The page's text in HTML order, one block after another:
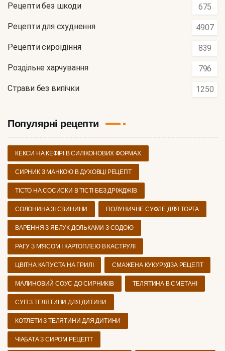
Рецепти без шкоди 675
Рецепти для схуднення 4907
Рецепти сироїдіння 839
Роздільне харчування 796
Страви без випічки 1250
Популярні рецепти
КЕКСИ НА КЕФІРІ В СИЛІКОНОВИХ ФОРМАХ
СИРНИК З МАНКОЮ В ДУХОВЦІ РЕЦЕПТ
ТІСТО НА СОСИСКИ В ТІСТІ БЕЗ ДРІЖДЖІВ
СОЛОНИНА ЗІ СВИНИНИ ПОЛУНИЧНЕ СУФЛЕ ДЛЯ ТОРТА
ВАРЕННЯ З ЯБЛУК ДОЛЬКАМИ З СОДОЮ
РАГУ З М'ЯСОМ І КАРТОПЛЕЮ В КАСТРУЛІ
ЦВІТНА КАПУСТА НА ГРИЛІ СМАЖЕНА КУКУРУДЗА РЕЦЕПТ
МАЛИНОВИЙ СОУС ДО СИРНИКІВ ТЕЛЯТИНА В СМЕТАНІ
СУП З ТЕЛЯТИНИ ДЛЯ ДИТИНИ
КОТЛЕТИ З ТЕЛЯТИНИ ДЛЯ ДИТИНИ
ЧІАБАТА З СИРОМ РЕЦЕПТ